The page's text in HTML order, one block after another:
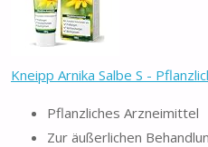
Kneipp Arnika Salbe S -
Pflanzliches Arzneimittel
Zur äußerlichen